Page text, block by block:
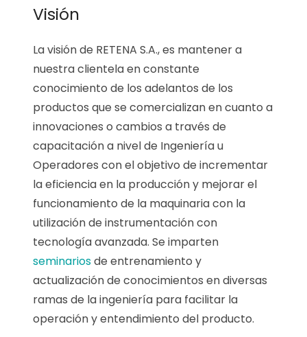
Visión
La visión de RETENA S.A., es mantener a
nuestra clientela en constante
conocimiento de los adelantos de los
productos que se comercializan en cuanto a
innovaciones o cambios a través de
capacitación a nivel de Ingeniería u
Operadores con el objetivo de incrementar
la eficiencia en la producción y mejorar el
funcionamiento de la maquinaria con la
utilización de instrumentación con
tecnología avanzada. Se imparten
seminariosde entrenamiento y
actualización de conocimientos en diversas
ramas de la ingeniería para facilitar la
operación y entendimiento del producto.